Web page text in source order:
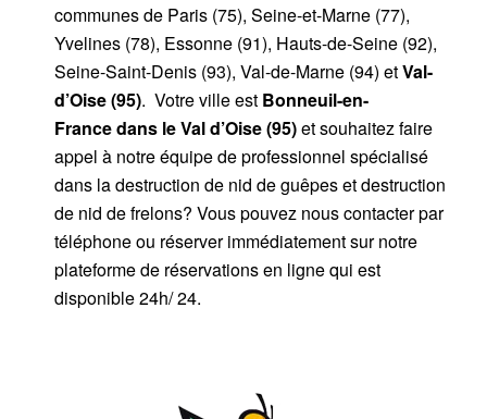
communes de Paris (75), Seine-et-Marne (77),
Yvelines (78), Essonne (91), Hauts-de-Seine (92),
Seine-Saint-Denis (93), Val-de-Marne (94) etVal-
d’Oise (95). Votre ville est Bonneuil-en-
France dans le Val d’Oise (95)et souhaitez faire
appel à notre équipe de professionnel spécialisé
dans la destruction de nid de guêpes et destruction
de nid de frelons? Vous pouvez nous contacter par
téléphone ou réserver immédiatement sur notre
plateforme de réservations en ligne qui est
disponible 24h/ 24.